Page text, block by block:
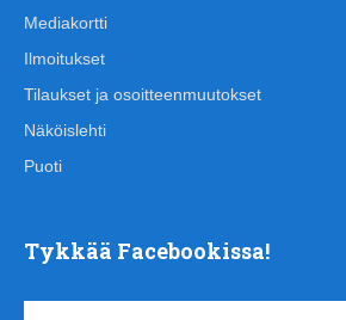
Mediakortti
Ilmoitukset
Tilaukset ja osoitteenmuutokset
Näköislehti
Puoti
Tykkää Facebookissa!